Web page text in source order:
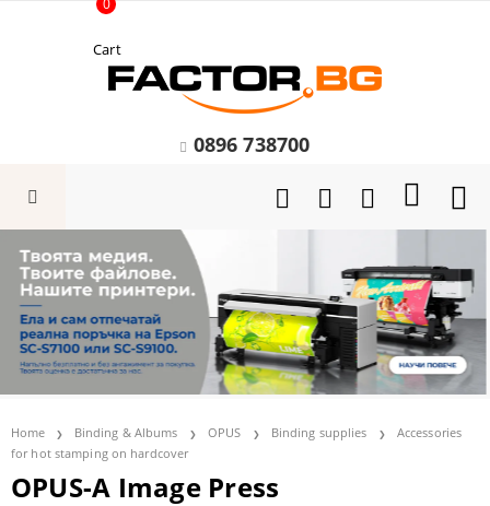
Cart
0
0896 738700
Home Binding & Albums OPUS Binding supplies
Accessories
for hot stamping on hardcover
OPUS-A Image Press